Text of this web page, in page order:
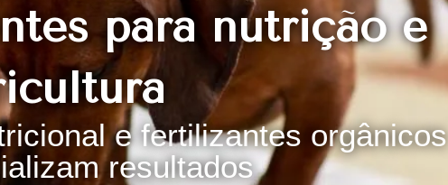
para nutrição e
e fertilizantes orgânicos
resultados